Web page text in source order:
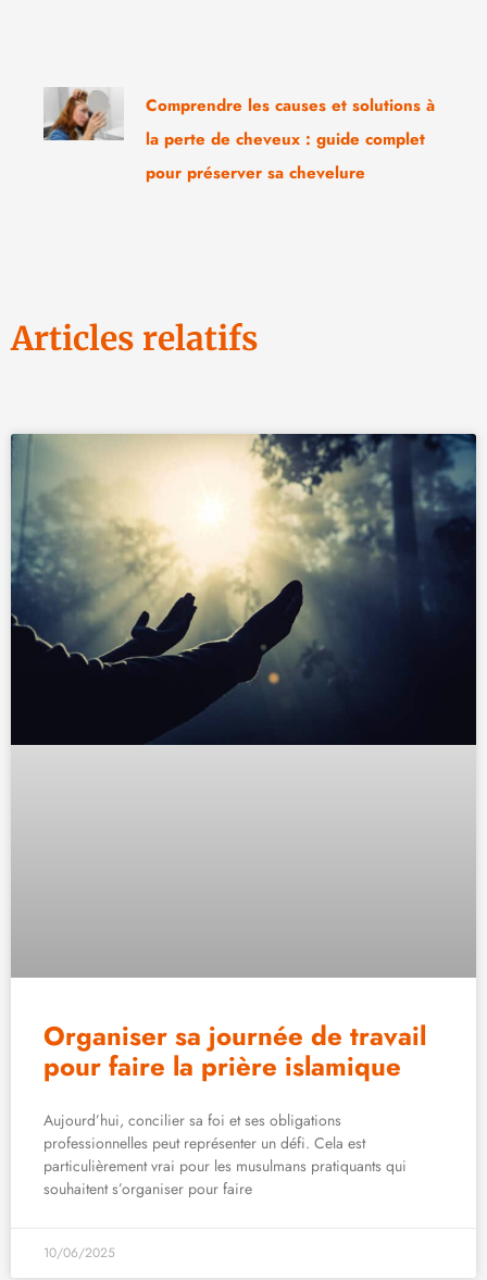
Comprendre les causes et solutions à
la perte de cheveux : guide complet
pour préserver sa chevelure
Articles relatifs
Organiser sa journée de travail
pour faire la prière islamique
Aujourd’hui, concilier sa foi et ses obligations
professionnelles peut représenter un défi. Cela est
particulièrement vrai pour les musulmans pratiquants qui
souhaitent s’organiser pour faire
10/06/2025